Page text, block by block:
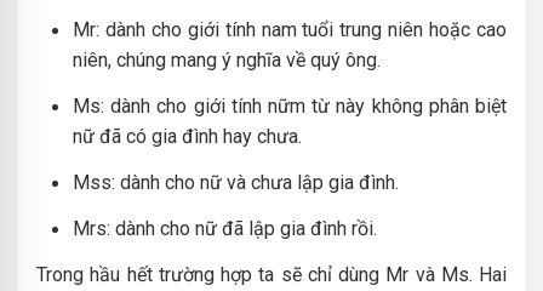
Mr: dành cho giới tính nam tuổi trung niên hoặc cao
niên, chúng mang ý nghĩa về quý ông.
Ms: dành cho giới tính nữm từ này không phân biệt
nữ đã có gia đình hay chưa.
Mss: dành cho nữ và chưa lập gia đình.
Mrs: dành cho nữ đã lập gia đình rồi.
Trong hầu hết trường hợp ta sẽ chỉ dùng Mr và Ms. Hai